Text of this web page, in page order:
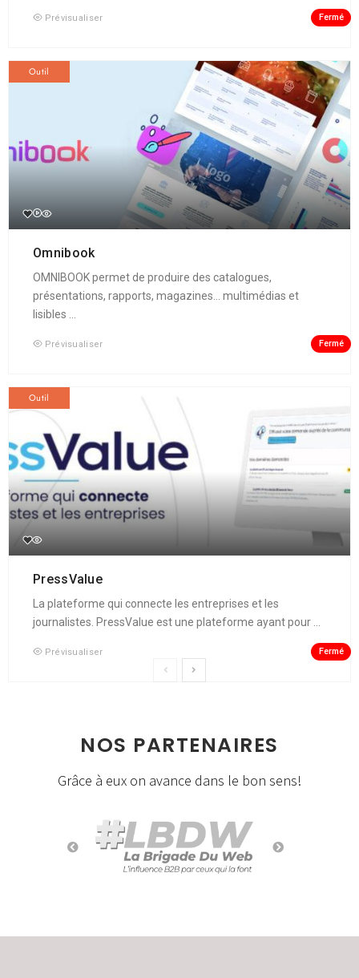
Prévisualiser Fermé
Outil
Omnibook
OMNIBOOK permet de produire des catalogues,
présentations, rapports, magazines... multimédias et
lisibles ...
Prévisualiser Fermé
Outil
PressValue
La plateforme qui connecte les entreprises et les
journalistes. PressValue est une plateforme ayant pour ...
Prévisualiser Fermé
NOS PARTENAIRES
Grâce à eux on avance dans le bon sens!